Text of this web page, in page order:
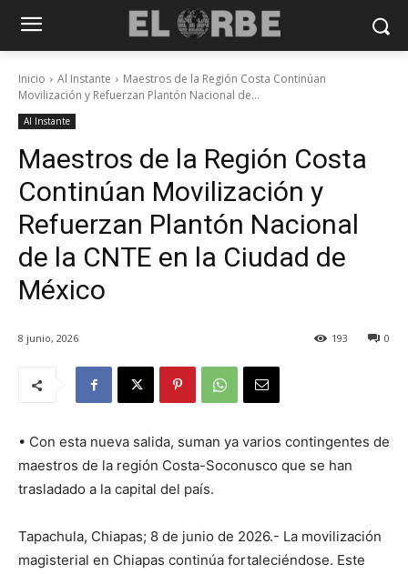
Inicio Al Instante
Maestros de la Región Costa Continúan
Movilización y Refuerzan Plantón Nacional de...
Al Instante
Maestros de la Región Costa
Continúan Movilización y
Refuerzan Plantón Nacional
de la CNTE en la Ciudad de
México
8 junio, 2026 0
193
• Con esta nueva salida, suman ya varios contingentes de
maestros de la región Costa-Soconusco que se han
trasladado a la capital del país.
Tapachula, Chiapas; 8 de junio de 2026.- La movilización
magisterial en Chiapas continúa fortaleciéndose. Este